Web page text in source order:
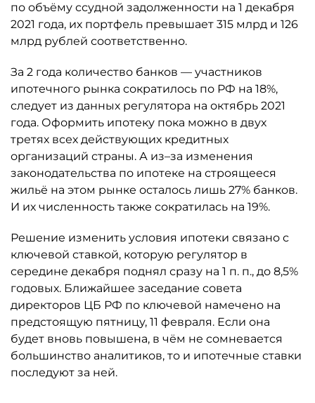
по объёму ссудной задолженности на 1 декабря
2021 года, их портфель превышает 315 млрд и 126
млрд рублей соответственно.
За 2 года количество банков — участников
ипотечного рынка сократилось по РФ на 18%,
следует из данных регулятора на октябрь 2021
года. Оформить ипотеку пока можно в двух
третях всех действующих кредитных
организаций страны. А из–за изменения
законодательства по ипотеке на строящееся
жильё на этом рынке осталось лишь 27% банков.
И их численность также сократилась на 19%.
Решение изменить условия ипотеки связано с
ключевой ставкой, которую регулятор в
середине декабря поднял сразу на 1 п. п., до 8,5%
годовых. Ближайшее заседание совета
директоров ЦБ РФ по ключевой намечено на
предстоящую пятницу, 11 февраля. Если она
будет вновь повышена, в чём не сомневается
большинство аналитиков, то и ипотечные ставки
последуют за ней.